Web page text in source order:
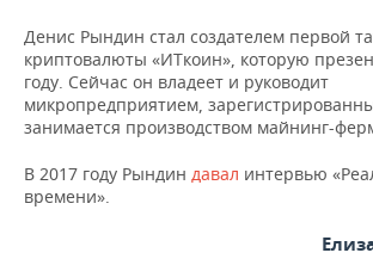
Денис Рындин стал создателем первой
криптовалюты «ИТкоин», которую
году. Сейчас он владеет и руководит
микропредприятием,
занимается производством майнинг-
В 2017 году Рындин давал интервью
времени».